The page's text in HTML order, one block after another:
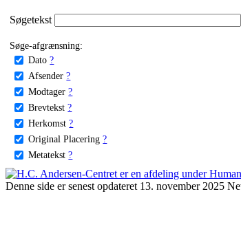
Søgetekst
Søge-afgrænsning:
Dato ?
Afsender ?
Modtager ?
Brevtekst ?
Herkomst ?
Original Placering ?
Metatekst ?
Denne side er senest opdateret 13. november 2025